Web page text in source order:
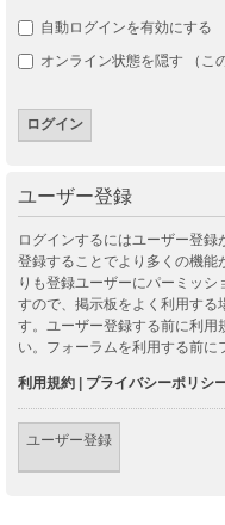
自動ログインを有効にする
オンライン状態を隠す （こ
ユーザー登録
ログインするにはユーザー登録
登録することでより多くの機能
りも登録ユーザーにパーミッシ
すので、掲示板をよく利用する
す。ユーザー登録する前に利用
い。フォーラムを利用する前に
利用規約 | プライバシーポリシ
ユーザー登録